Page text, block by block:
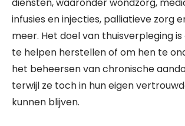
infusies en injecties, palliatieve zorg
meer. Het doel van thuisverpleging
te helpen herstellen of om hen te
het beheersen van chronische
terwijl ze toch in hun eigen
kunnen blijven.